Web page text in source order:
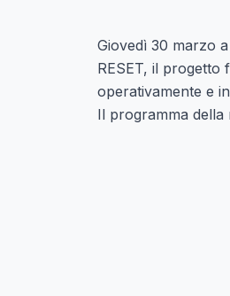
Giovedì 30 marzo
RESET, il progetto
operativamente e
Il programma della